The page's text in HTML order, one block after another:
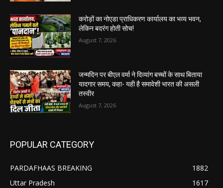
करोड़ों का नोएडा प्राधिकरण कार्यालय का भव्य भवन,
लेकिन बदरंग होती सोच!
August 7, 2026
जन्मदिन पर बीएल वर्मा ने दिव्यांग बच्चों के साथ बिताया
यादगार समय, कहा- यही है समावेशी भारत की असली
तस्वीर
August 7, 2026
POPULAR CATEGORY
PARDAFHAAS BREAKING
1882
Uttar Pradesh
1617